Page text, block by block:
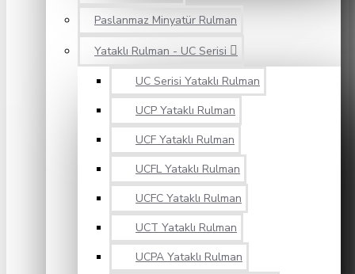
Paslanmaz Minyatür Rulman
Yataklı Rulman - UC Serisi
UC Serisi Yataklı Rulman
UCP Yataklı Rulman
UCF Yataklı Rulman
UCFL Yataklı Rulman
UCFC Yataklı Rulman
UCT Yataklı Rulman
UCPA Yataklı Rulman